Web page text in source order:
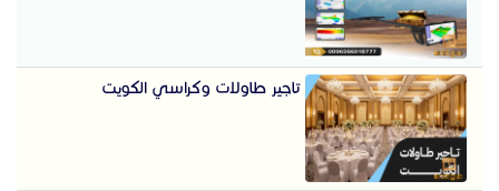
تاجير طاولات وكراسي الكويت